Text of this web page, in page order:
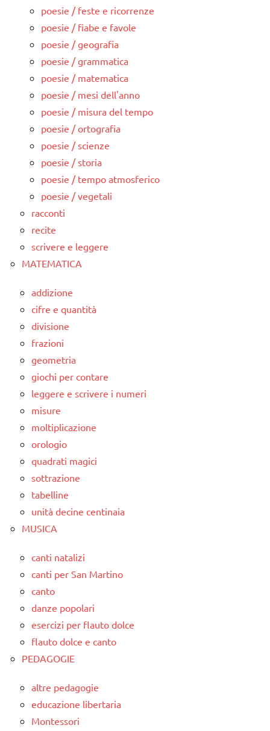
poesie / feste e ricorrenze
poesie / fiabe e favole
poesie / geografia
poesie / grammatica
poesie / matematica
poesie / mesi dell'anno
poesie / misura del tempo
poesie / ortografia
poesie / scienze
poesie / storia
poesie / tempo atmosferico
poesie / vegetali
racconti
recite
scrivere e leggere
MATEMATICA
addizione
cifre e quantità
divisione
frazioni
geometria
giochi per contare
leggere e scrivere i numeri
misure
moltiplicazione
orologio
quadrati magici
sottrazione
tabelline
unità decine centinaia
MUSICA
canti natalizi
canti per San Martino
canto
danze popolari
esercizi per flauto dolce
flauto dolce e canto
PEDAGOGIE
altre pedagogie
educazione libertaria
Montessori